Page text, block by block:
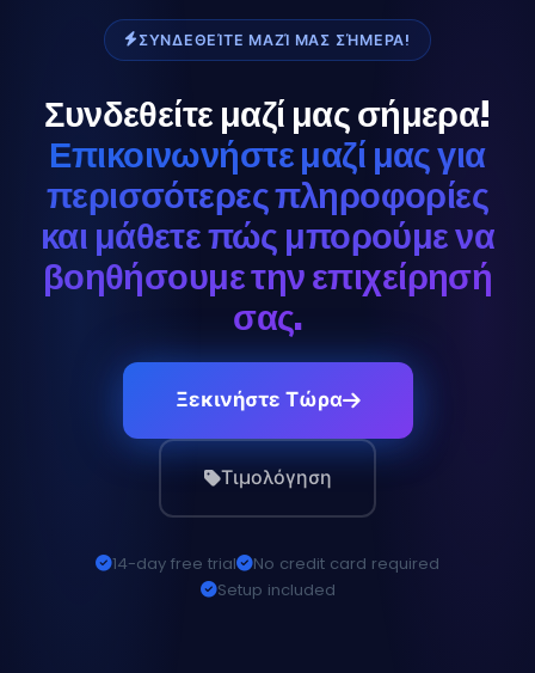
ΣΥΝΔΕΘΕΊΤΕ ΜΑΖΊ ΜΑΣ ΣΉΜΕΡΑ!
Συνδεθείτε μαζί μας σήμερα!
Επικοινωνήστε μαζί μας για
περισσότερες πληροφορίες
και μάθετε πώς μπορούμε να
βοηθήσουμε την επιχείρησή
σας.
Ξεκινήστε Τώρα
Τιμολόγηση
14-day free trial
No credit card required
Setup included